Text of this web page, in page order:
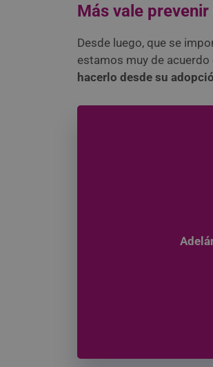
Más vale
Desde luego, que se
estamos muy de
hacerlo desde su